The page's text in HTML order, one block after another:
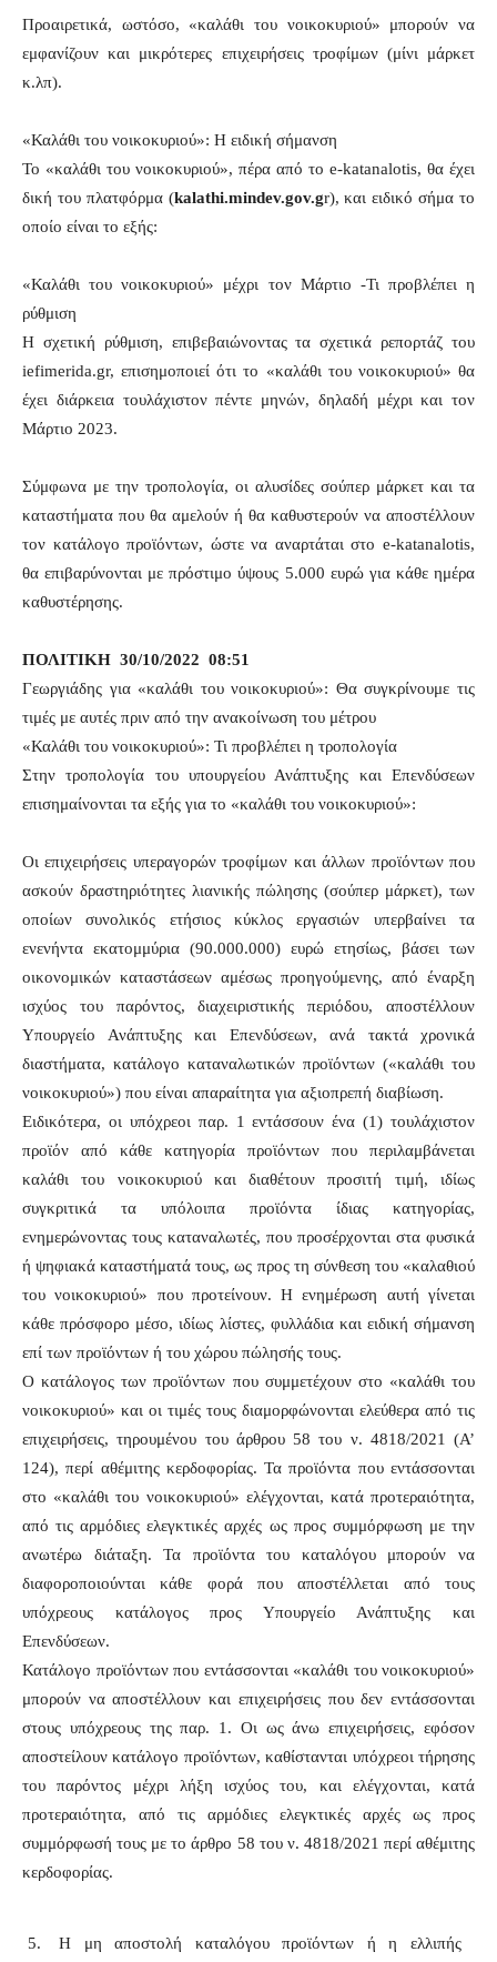
Προαιρετικά, ωστόσο, «καλάθι του νοικοκυριού» μπορούν να
εμφανίζουν και μικρότερες επιχειρήσεις τροφίμων (μίνι μάρκετ
κ.λπ).
«Καλάθι του νοικοκυριού»: Η ειδική σήμανση
Το «καλάθι του νοικοκυριού», πέρα από το e-katanalotis, θα έχει
δική του πλατφόρμα (kalathi.mindev.gov.gr), και ειδικό σήμα το
οποίο είναι το εξής:
«Καλάθι του νοικοκυριού» μέχρι τον Μάρτιο -Τι προβλέπει η
ρύθμιση
Η σχετική ρύθμιση, επιβεβαιώνοντας τα σχετικά ρεπορτάζ του
iefimerida.gr, επισημοποιεί ότι το «καλάθι του νοικοκυριού» θα
έχει διάρκεια τουλάχιστον πέντε μηνών, δηλαδή μέχρι και τον
Μάρτιο 2023.
Σύμφωνα με την τροπολογία, οι αλυσίδες σούπερ μάρκετ και τα
καταστήματα που θα αμελούν ή θα καθυστερούν να αποστέλλουν
τον κατάλογο προϊόντων, ώστε να αναρτάται στο e-katanalotis,
θα επιβαρύνονται με πρόστιμο ύψους 5.000 ευρώ για κάθε ημέρα
καθυστέρησης.
ΠΟΛΙΤΙΚΗ 30/10/2022 08:51
Γεωργιάδης για «καλάθι του νοικοκυριού»: Θα συγκρίνουμε τις
τιμές με αυτές πριν από την ανακοίνωση του μέτρου
«Καλάθι του νοικοκυριού»: Τι προβλέπει η τροπολογία
Στην τροπολογία του υπουργείου Ανάπτυξης και Επενδύσεων
επισημαίνονται τα εξής για το «καλάθι του νοικοκυριού»:
Οι επιχειρήσεις υπεραγορών τροφίμων και άλλων προϊόντων που
ασκούν δραστηριότητες λιανικής πώλησης (σούπερ μάρκετ), των
οποίων συνολικός ετήσιος κύκλος εργασιών υπερβαίνει τα
ενενήντα εκατομμύρια (90.000.000) ευρώ ετησίως, βάσει των
οικονομικών καταστάσεων αμέσως προηγούμενης, από έναρξη
ισχύος του παρόντος, διαχειριστικής περιόδου, αποστέλλουν
Υπουργείο Ανάπτυξης και Επενδύσεων, ανά τακτά χρονικά
διαστήματα, κατάλογο καταναλωτικών προϊόντων («καλάθι του
νοικοκυριού») που είναι απαραίτητα για αξιοπρεπή διαβίωση.
Ειδικότερα, οι υπόχρεοι παρ. 1 εντάσσουν ένα (1) τουλάχιστον
προϊόν από κάθε κατηγορία προϊόντων που περιλαμβάνεται
καλάθι του νοικοκυριού και διαθέτουν προσιτή τιμή, ιδίως
συγκριτικά τα υπόλοιπα προϊόντα ίδιας κατηγορίας,
ενημερώνοντας τους καταναλωτές, που προσέρχονται στα φυσικά
ή ψηφιακά καταστήματά τους, ως προς τη σύνθεση του «καλαθιού
του νοικοκυριού» που προτείνουν. Η ενημέρωση αυτή γίνεται
κάθε πρόσφορο μέσο, ιδίως λίστες, φυλλάδια και ειδική σήμανση
επί των προϊόντων ή του χώρου πώλησής τους.
Ο κατάλογος των προϊόντων που συμμετέχουν στο «καλάθι του
νοικοκυριού» και οι τιμές τους διαμορφώνονται ελεύθερα από τις
επιχειρήσεις, τηρουμένου του άρθρου 58 του ν. 4818/2021 (Α’
124), περί αθέμιτης κερδοφορίας. Τα προϊόντα που εντάσσονται
στο «καλάθι του νοικοκυριού» ελέγχονται, κατά προτεραιότητα,
από τις αρμόδιες ελεγκτικές αρχές ως προς συμμόρφωση με την
ανωτέρω διάταξη. Τα προϊόντα του καταλόγου μπορούν να
διαφοροποιούνται κάθε φορά που αποστέλλεται από τους
υπόχρεους κατάλογος προς Υπουργείο Ανάπτυξης και
Επενδύσεων.
Κατάλογο προϊόντων που εντάσσονται «καλάθι του νοικοκυριού»
μπορούν να αποστέλλουν και επιχειρήσεις που δεν εντάσσονται
στους υπόχρεους της παρ. 1. Οι ως άνω επιχειρήσεις, εφόσον
αποστείλουν κατάλογο προϊόντων, καθίστανται υπόχρεοι τήρησης
του παρόντος μέχρι λήξη ισχύος του, και ελέγχονται, κατά
προτεραιότητα, από τις αρμόδιες ελεγκτικές αρχές ως προς
συμμόρφωσή τους με το άρθρο 58 του ν. 4818/2021 περί αθέμιτης
κερδοφορίας.
Η μη αποστολή καταλόγου προϊόντων ή η ελλιπής